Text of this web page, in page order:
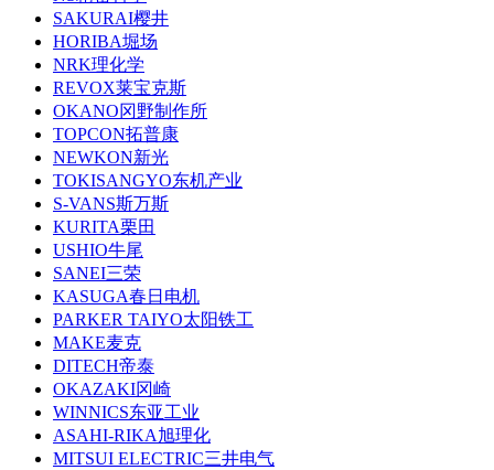
SAKURAI樱井
HORIBA堀场
NRK理化学
REVOX莱宝克斯
OKANO冈野制作所
TOPCON拓普康
NEWKON新光
TOKISANGYO东机产业
S-VANS斯万斯
KURITA栗田
USHIO牛尾
SANEI三荣
KASUGA春日电机
PARKER TAIYO太阳铁工
MAKE麦克
DITECH帝泰
OKAZAKI冈崎
WINNICS东亚工业
ASAHI-RIKA旭理化
MITSUI ELECTRIC三井电气